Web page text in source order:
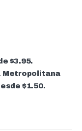
$3.95.
Metropolitana
$1.50.